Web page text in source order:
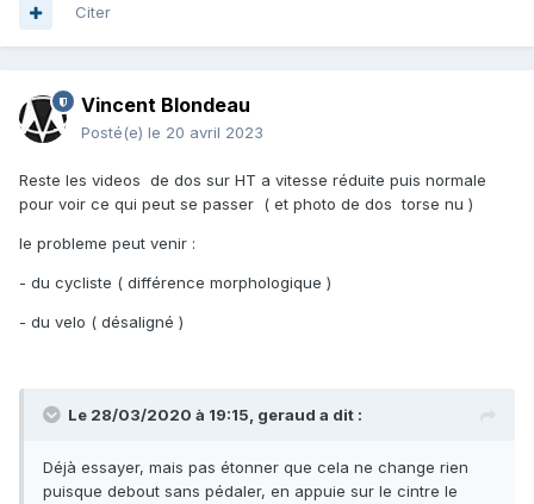
Citer
Vincent Blondeau
Posté(e) le 20 avril 2023
Reste les videos de dos sur HT a vitesse réduite puis normale
pour voir ce qui peut se passer ( et photo de dos torse nu )
le probleme peut venir :
- du cycliste ( différence morphologique )
- du velo ( désaligné )
Le 28/03/2020 à 19:15, geraud a dit :
Déjà essayer, mais pas étonner que cela ne change rien
puisque debout sans pédaler, en appuie sur le cintre le